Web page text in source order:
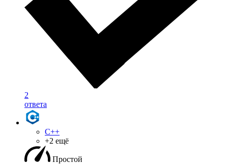
2
ответа
C++
+2 ещё
Простой